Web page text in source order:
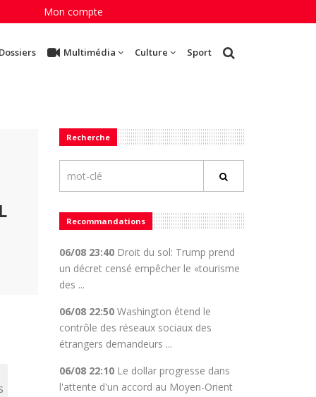
Mon compte
Multimédia Culture Sport
Recherche
Recommandations
06/08 23:40Droit du sol: Trump prend
un décret censé empêcher le «tourisme
des ...
06/08 22:50Washington étend le
contrôle des réseaux sociaux des
étrangers demandeurs ...
06/08 22:10Le dollar progresse dans
l'attente d'un accord au Moyen-Orient